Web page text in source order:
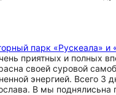
парк «Рускеала»
приятных и полных
своей суровой
энергией. Всего 3
В мы